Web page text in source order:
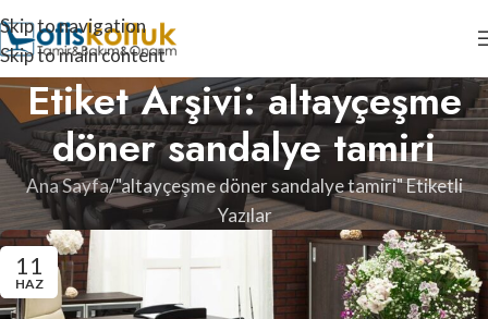
Skip to navigation
Skip to main content
Etiket Arşivi: altayçeşme
döner sandalye tamiri
Ana Sayfa "altayçeşme döner sandalye tamiri" Etiketli
Yazılar
11
HAZ